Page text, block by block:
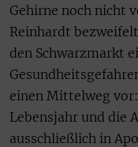
Gehirne noch nicht
Reinhardt
den Schwarzmarkt
einen Mittelweg
Lebensjahr und die
ausschließlich in